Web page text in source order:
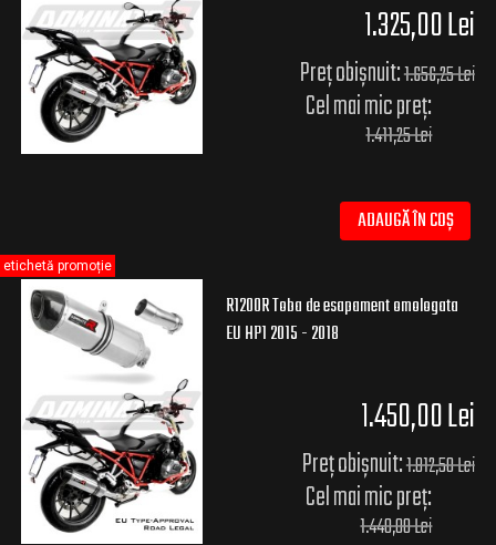
1.325,00 Lei
Preț obișnuit:1.656,25 Lei
Cel mai mic preț:
1.411,25 Lei
ADAUGĂ ÎN COȘ
R1200R Toba de esapament omologata
EU HP1 2015 - 2018
1.450,00 Lei
Preț obișnuit:1.812,50 Lei
Cel mai mic preț:
1.440,00 Lei
etichetă promoție